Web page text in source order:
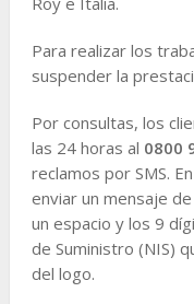
Para realizar los
suspender la
Por consultas, los
las 24 horas al 0800
reclamos por SMS.
enviar un mensaje
un espacio y los 9
de Suministro (NIS)
del logo.